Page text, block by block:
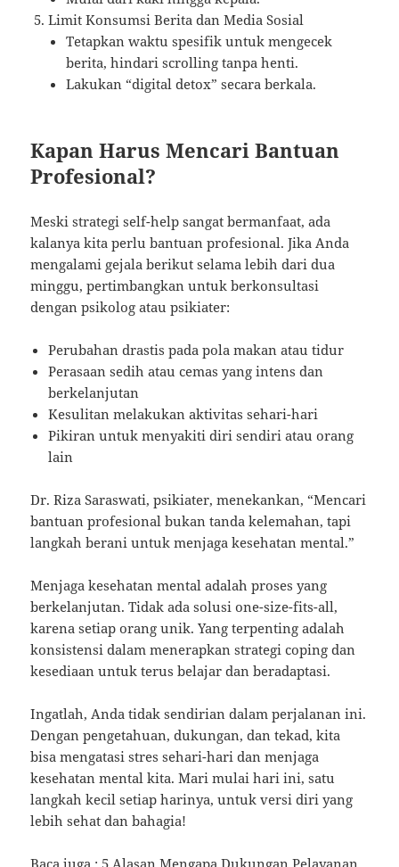
Limit Konsumsi Berita dan Media Sosial
Tetapkan waktu spesifik untuk mengecek
berita, hindari scrolling tanpa henti.
Lakukan “digital detox” secara berkala.
Kapan Harus Mencari Bantuan
Profesional?
Meski strategi self-help sangat bermanfaat, ada
kalanya kita perlu bantuan profesional. Jika Anda
mengalami gejala berikut selama lebih dari dua
minggu, pertimbangkan untuk berkonsultasi
dengan psikolog atau psikiater:
Perubahan drastis pada pola makan atau tidur
Perasaan sedih atau cemas yang intens dan
berkelanjutan
Kesulitan melakukan aktivitas sehari-hari
Pikiran untuk menyakiti diri sendiri atau orang
lain
Dr. Riza Saraswati, psikiater, menekankan, “Mencari
bantuan profesional bukan tanda kelemahan, tapi
langkah berani untuk menjaga kesehatan mental.”
Menjaga kesehatan mental adalah proses yang
berkelanjutan. Tidak ada solusi one-size-fits-all,
karena setiap orang unik. Yang terpenting adalah
konsistensi dalam menerapkan strategi coping dan
kesediaan untuk terus belajar dan beradaptasi.
Ingatlah, Anda tidak sendirian dalam perjalanan ini.
Dengan pengetahuan, dukungan, dan tekad, kita
bisa mengatasi stres sehari-hari dan menjaga
kesehatan mental kita. Mari mulai hari ini, satu
langkah kecil setiap harinya, untuk versi diri yang
lebih sehat dan bahagia!
Baca juga : 5 Alasan Mengapa Dukungan Pelayanan